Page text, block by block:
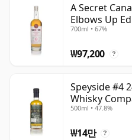
위스키는 병입되는 순간 숙
성되는 와인과 다릅니다. 따
간이 멈춘 상태로, 언제나 24
A Secret
Elbows Up
700ml • 67%
₩97,200 ?
Speyside #4
Whisky
500ml • 47.8%
₩14만 ?